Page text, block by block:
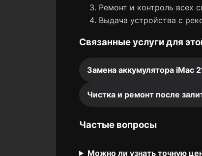
Ремонт и контроль всех
Выдача устройства с
Связанные услуги для
Замена аккумулятора iMac
Чистка и ремонт после
Частые вопросы
Можно ли узнать точную